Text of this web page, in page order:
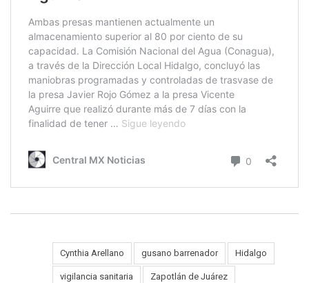
Cynthia Arellano gusano barrenador Hidalgo
vigilancia sanitaria Zapotlán de Juárez